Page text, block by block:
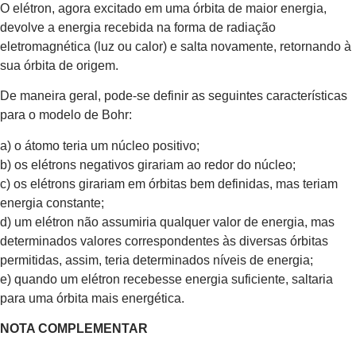
O elétron, agora excitado em uma órbita de maior energia,
devolve a energia recebida na forma de radiação
eletromagnética (luz ou calor) e salta novamente, retornando à
sua órbita de origem.
De maneira geral, pode-se definir as seguintes características
para o modelo de Bohr:
a) o átomo teria um núcleo positivo;
b) os elétrons negativos girariam ao redor do núcleo;
c) os elétrons girariam em órbitas bem definidas, mas teriam
energia constante;
d) um elétron não assumiria qualquer valor de energia, mas
determinados valores correspondentes às diversas órbitas
permitidas, assim, teria determinados níveis de energia;
e) quando um elétron recebesse energia suficiente, saltaria
para uma órbita mais energética.
NOTA COMPLEMENTAR